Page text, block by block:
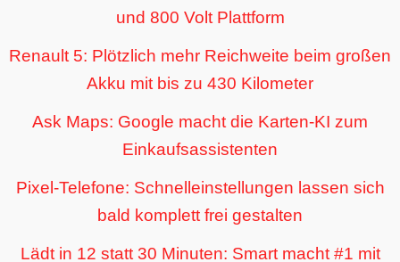
und 800 Volt Plattform
Renault 5: Plötzlich mehr Reichweite beim großen
Akku mit bis zu 430 Kilometer
Ask Maps: Google macht die Karten-KI zum
Einkaufsassistenten
Pixel-Telefone: Schnelleinstellungen lassen sich
bald komplett frei gestalten
Lädt in 12 statt 30 Minuten: Smart macht #1 mit